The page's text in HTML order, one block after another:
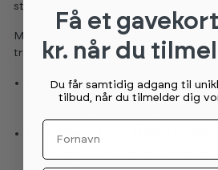
stejle, tunge bakker.
Med hele 16 modstandsniveauer kan
træning:
Luftmodstand (niveau 1–10)
fornemmelse, som følger hvert
Luft + magnetmodstand (niveau
styrketræning til maksimal
Få et gavekort
kr. når du
Du får samtidig adgang til
tilbud, når du tilmelder dig
Fornavn